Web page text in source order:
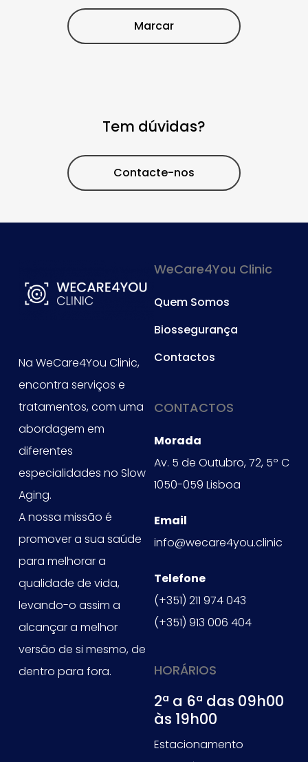
Marcar
Tem dúvidas?
Contacte-nos
Na WeCare4You Clinic,
encontra serviços e
tratamentos, com uma
abordagem em
diferentes
especialidades no Slow
Aging.
A nossa missão é
promover a sua saúde
para melhorar a
qualidade de vida,
levando-o assim a
alcançar a melhor
versão de si mesmo, de
dentro para fora.
WeCare4You Clinic
Quem Somos
Biossegurança
Contactos
CONTACTOS
Morada
Av. 5 de Outubro, 72, 5º C
1050-059 Lisboa
Email
info@wecare4you.clinic
Telefone
(+351) 211 974 043
(+351) 913 006 404
HORÁRIOS
2ª a 6ª das 09h00
às 19h00
Estacionamento